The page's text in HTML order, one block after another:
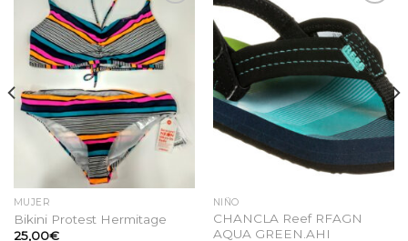
Añadir
a la
lista
de
deseos
MUJER
Bikini Protest Hermitage
25,00€
a la
lista
de
deseos
NIÑO
CHANCLA Reef RFAGN
AQUA GREEN.AHI